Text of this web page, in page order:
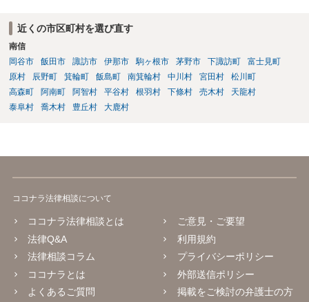
近くの市区町村を選び直す
南信
岡谷市
飯田市 諏訪市 伊那市 駒ヶ根市 茅野市 下諏訪町
富士見町
原村
辰野町 箕輪町 飯島町 南箕輪村 中川村 宮田村
松川町
高森町
阿南町 阿智村 平谷村 根羽村 下條村 売木村
天龍村
泰阜村
喬木村 豊丘村 大鹿村
ココナラ法律相談について
ココナラ法律相談とは
法律Q&A
法律相談コラム
ココナラとは
よくあるご質問
ご意見・ご要望
利用規約
プライバシーポリシー
外部送信ポリシー
掲載をご検討の弁護士の方